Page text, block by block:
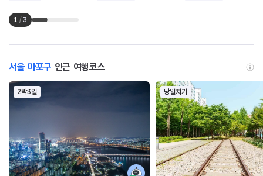
1 / 3
서울 마포구 인근 여행코스
2박3일 당일치기